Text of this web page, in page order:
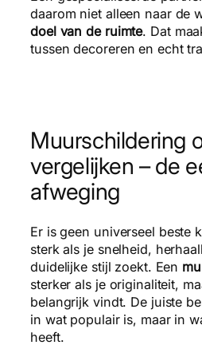
daarom niet alleen naar de
doel van de ruimte. Dat
tussen decoreren en echt
Muurschildering
vergelijken – de
afweging
Er is geen universeel beste
sterk als je snelheid,
duidelijke stijl zoekt. Een
sterker als je originaliteit,
belangrijk vindt. De juiste
in wat populair is, maar in
heeft.